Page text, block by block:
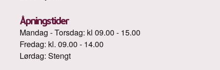
Åpningstider
Mandag - Torsdag: kl 09.00 - 15.00
Fredag: kl. 09.00 - 14.00
Lørdag: Stengt